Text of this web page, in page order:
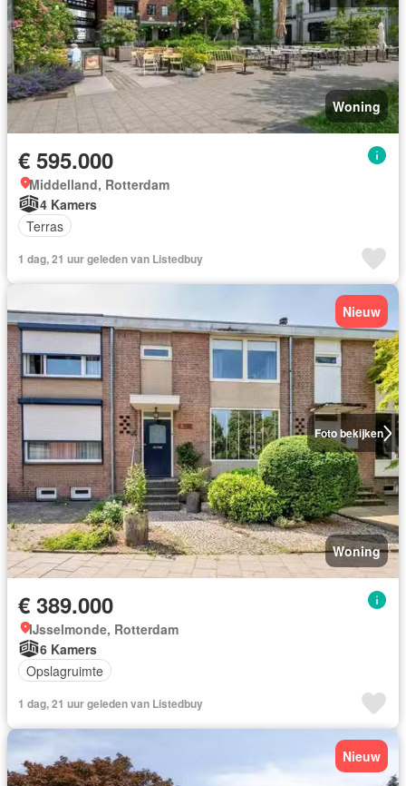
Woning
€ 595.000
Middelland, Rotterdam
4 Kamers
Terras
1 dag, 21 uur geleden van Listedbuy
Foto bekijken
Nieuw
Woning
€ 389.000
IJsselmonde, Rotterdam
6 Kamers
Opslagruimte
1 dag, 21 uur geleden van Listedbuy
Nieuw